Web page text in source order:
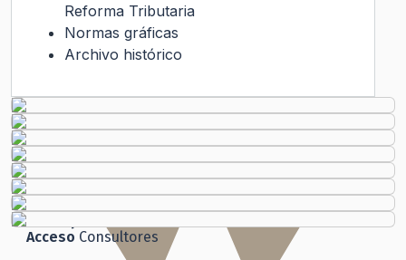
Reforma Tributaria
Normas gráficas
Archivo histórico
Ley de Transparencia
Histórico
Ley del Lobby
Ley de Transparencia
Acceso Consultores